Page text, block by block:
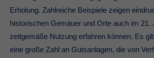
Erholung. Zahlreiche Beispiele zeigen
historischen Gemäuer und Orte auch im 21.
zeitgemäße Nutzung erfahren können. Es
eine große Zahl an Gutsanlagen, die von